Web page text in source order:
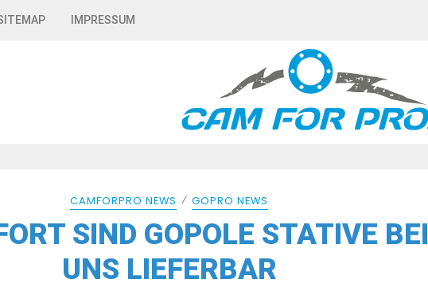
IMPRESSUM
CAMFORPRO NEWS ⁄ GOPRO NEWS
SIND GOPOLE STATIVE BEI
UNS LIEFERBAR